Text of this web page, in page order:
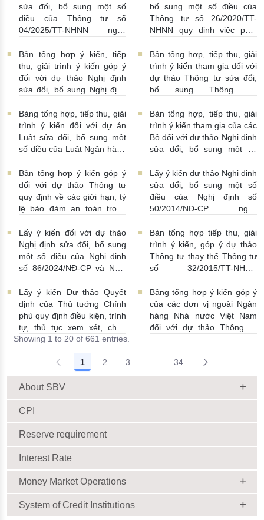
rửa tiền nhằm đáp ứng yêu
cầu cấp bách trong thực
hiện cam kết quốc tế về trao
về thuế
22/07/2026 |
14:54:00
kỳ hạn GTCG giữa các
TCTD, CNNHNNg
20/07/2026 | 09:32:00
sửa đổi, bổ sung một số
điều của Thông tư số
04/2025/TT-NHNN ngày
định thời hạn lưu trữ hồ sơ,
tài liệu ngành Ngân hàng
16/07/2026 | 10:00:00
bổ sung một số điều của
Thông tư số 26/2020/TT-
NHNN quy định việc phát
của Ngân hàng Nhà nước
16/07/2026 | 09:41:00
Bản tổng hợp ý kiến, tiếp
thu, giải trình ý kiến góp ý
đối với dự thảo Nghị định
sửa đổi, bổ sung Nghị định
13/07/2026 | 16:00:00
Bản tổng hợp, tiếp thu, giải
trình ý kiến tham gia đối với
dự thảo Thông tư sửa đổi,
bổ sung Thông tư
13/07/2026 | 02:19:00
Bảng tổng hợp, tiếp thu, giải
trình ý kiến đối với dự án
Luật sửa đổi, bổ sung một
số điều của Luật Ngân hàng
Phòng, chống rửa tiền và
Luật Các tổ chức tín dụng
08/07/2026 | 11:21:00
Bản tổng hợp, tiếp thu, giải
trình ý kiến tham gia của các
Bộ đối với dự thảo Nghị định
sửa đổi, bổ sung một số
58/2021/NĐ-CP
07/07/2026
| 15:01:00
Bản tổng hợp ý kiến góp ý
đối với dự thảo Thông tư
quy định về các giới hạn, tỷ
lệ bảo đảm an toàn trong
thương mại, chi nhánh ngân
hàng nước ngoài
25/06/2026 | 16:00:00
Lấy ý kiến dự thảo Nghị định
sửa đổi, bổ sung một số
điều của Nghị định số
50/2014/NĐ-CP ngày
ngoại hối nhà nước
23/06/2026 | 08:00:00
Lấy ý kiến đối với dự thảo
Nghị định sửa đổi, bổ sung
một số điều của Nghị định
số 86/2024/NĐ-CP và Nghị
22/06/2026 | 09:13:00
Bản tổng hợp tiếp thu, giải
trình ý kiến, góp ý dự thảo
Thông tư thay thế Thông tư
số 32/2015/TT-NHNN
Lấy ý kiến Dự thảo Quyết
định của Thủ tướng Chính
phủ quy định điều kiện, trình
tự, thủ tục xem xét, chấp
thuận cho Tổ chức kinh tế
lãnh cho người không cư trú
18/06/2026 | 15:57:00
Bảng tổng hợp ý kiến góp ý
của các đơn vị ngoài Ngân
hàng Nhà nước Việt Nam
đối với dự thảo Thông tư
định về chế độ báo cáo định
kỳ NHNN Việt Nam
Showing 1 to 20 of 661 entries.
1 2 3 Intermediate Pages Use
34
About SBV
CPI
Reserve requirement
Interest Rate
Money Market Operations
System of Credit Institutions